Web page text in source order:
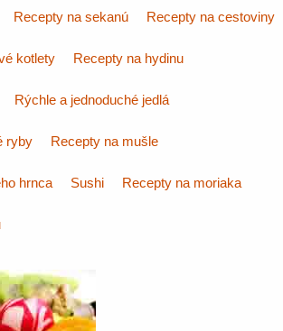
Recepty na sekanú Recepty na cestoviny
kotlety Recepty na hydinu
Rýchle a jednoduché jedlá
ryby Recepty na mušle
hrnca Sushi Recepty na moriaka